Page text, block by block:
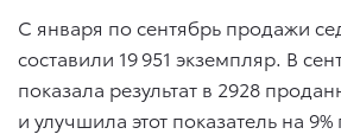
С января по сентябрь продажи
составили 19 951 экземпляр. В
показала результат в 2928
и улучшила этот показатель на